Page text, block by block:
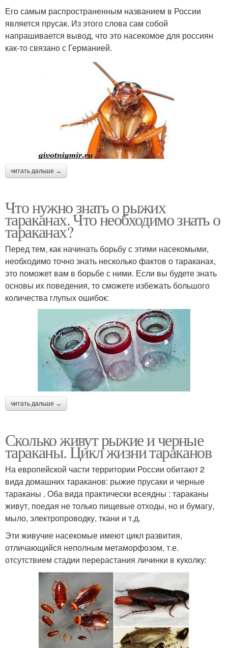
Его самым распространенным названием в России
является прусак. Из этого слова сам собой
напрашивается вывод, что это насекомое для россиян
как-то связано с Германией.
читать дальше →
Что нужно знать о рыжих
тараканах. Что необходимо знать о
тараканах?
Перед тем, как начинать борьбу с этими насекомыми,
необходимо точно знать несколько фактов о тараканах,
это поможет вам в борьбе с ними. Если вы будете знать
основы их поведения, то сможете избежать большого
количества глупых ошибок:
читать дальше →
Сколько живут рыжие и черные
тараканы. Цикл жизни тараканов
На европейской части территории России обитают 2
вида домашних тараканов: рыжие прусаки и черные
тараканы . Оба вида практически всеядны : тараканы
живут, поедая не только пищевые отходы, но и бумагу,
мыло, электропроводку, ткани и т.д.
Эти живучие насекомые имеют цикл развития,
отличающийся неполным метаморфозом, т.е.
отсутствием стадии перерастания личинки в куколку: